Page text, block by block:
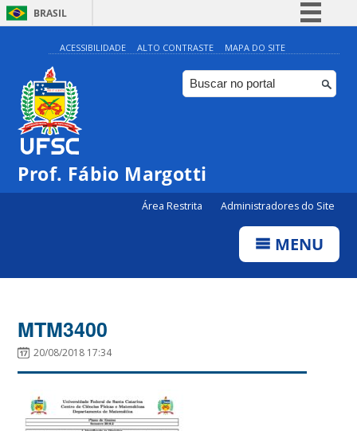
BRASIL
Simplifique!
Comunica BR
Participe
ACESSIBILIDADE ALTO CONTRASTE MAPA DO SITE
Prof. Fábio Margotti
Área Restrita Administradores do Site
MENU
MTM3400
20/08/2018 17:34